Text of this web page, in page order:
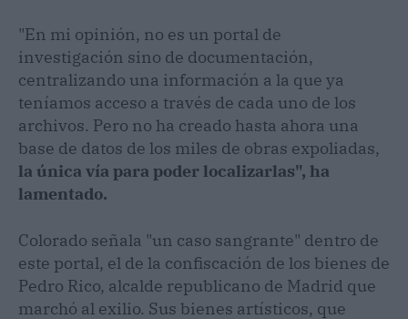
"En mi opinión, no es un portal de
investigación sino de documentación,
centralizando una información a la que ya
teníamos acceso a través de cada uno de los
archivos. Pero no ha creado hasta ahora una
base de datos de los miles de obras expoliadas,
la única vía para poder localizarlas", ha
lamentado.
Colorado señala "un caso sangrante" dentro de
este portal, el de la confiscación de los bienes de
Pedro Rico, alcalde republicano de Madrid que
marchó al exilio. Sus bienes artísticos, que